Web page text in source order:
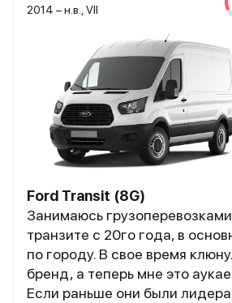
2014 – н.в., VII
Ford Transit (8G)
Занимаюсь
транзите с 20го года, в
по городу. В свое время
бренд, а теперь мне это
Если раньше они были